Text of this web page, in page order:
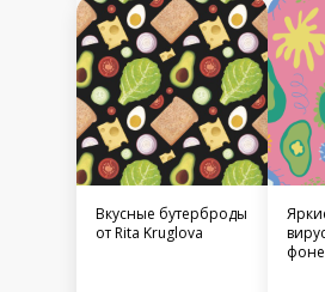
Вкусные бутерброды
от Rita Kruglova
фоне